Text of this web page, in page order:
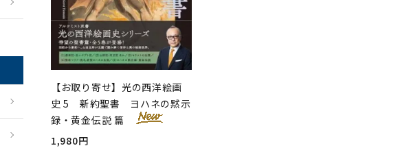
【お取り寄せ】光の西洋絵画
史 5 新約聖書 ヨハネの黙示
録・黄金伝説 篇
1,980円